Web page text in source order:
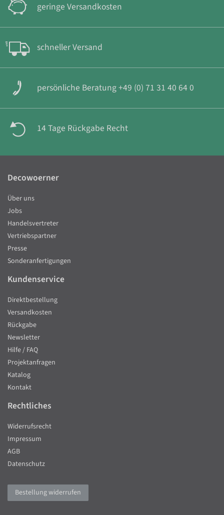
geringe Versandkosten
schneller Versand
persönliche Beratung +49 (0) 71 31 40 64 0
14 Tage Rückgabe Recht
Decowoerner
Über uns
Jobs
Handelsvertreter
Vertriebspartner
Presse
Sonderanfertigungen
Kundenservice
Direktbestellung
Versandkosten
Rückgabe
Newsletter
Hilfe / FAQ
Projektanfragen
Katalog
Kontakt
Rechtliches
Widerrufsrecht
Impressum
AGB
Datenschutz
Bestellung widerrufen